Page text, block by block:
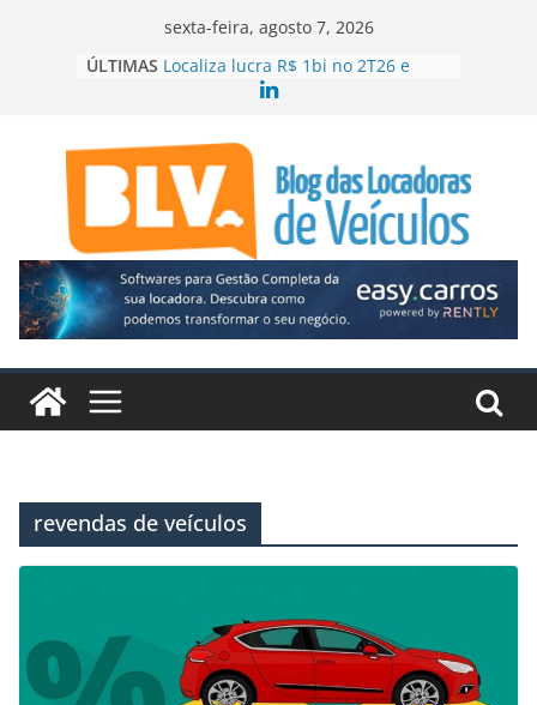
sexta-feira, agosto 7, 2026
ÚLTIMAS Localiza lucra R$ 1bi no 2T26 e
acelera crescimento
ampliar locação de veículos
ABLA contrata executiva para o RJ e
ES
Mercado aquecido leva Localiza
Seminovos Caminhões ao Sul
Quando o site da locadora passa a
vender
revendas de veículos